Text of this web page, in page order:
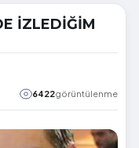
İZLEDİĞİM
6422görüntülenme